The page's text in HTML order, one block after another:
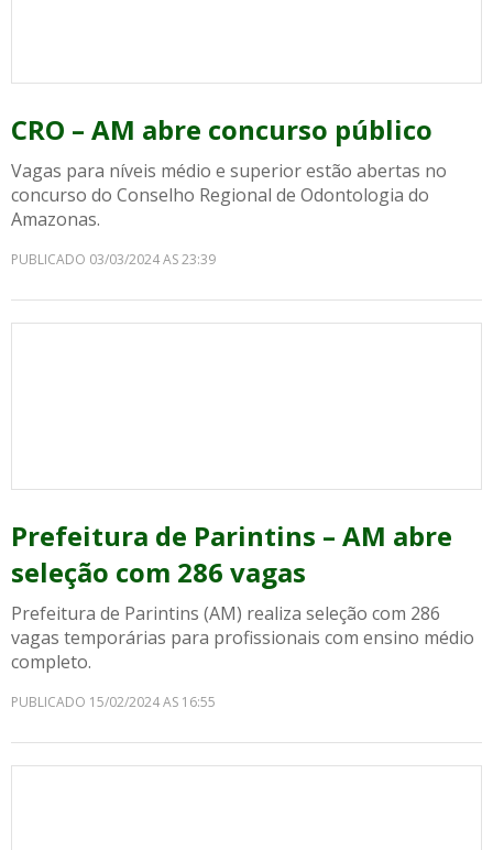
CRO – AM abre concurso público
Vagas para níveis médio e superior estão abertas no
concurso do Conselho Regional de Odontologia do
Amazonas.
PUBLICADO 03/03/2024 AS 23:39
Prefeitura de Parintins – AM abre
seleção com 286 vagas
Prefeitura de Parintins (AM) realiza seleção com 286
vagas temporárias para profissionais com ensino médio
completo.
PUBLICADO 15/02/2024 AS 16:55